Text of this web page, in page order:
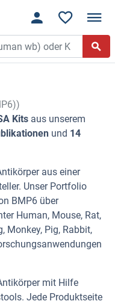
Kits aus unserem
und 14
aus einer
Unser Portfolio
BMP6 über
Human, Mouse, Rat,
Monkey, Pig, Rabbit,
mit Hilfe
Jede Produktseite